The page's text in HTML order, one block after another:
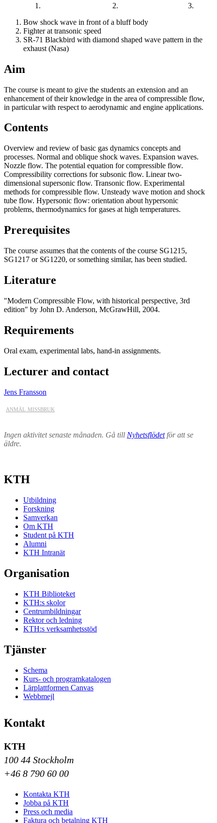
1. 2. 3.
Bow shock wave in front of a bluff body
Fighter at transonic speed
SR-71 Blackbird with diamond shaped wave pattern in the
exhaust (Nasa)
Aim
The course is meant to give the students an extension and an
enhancement of their knowledge in the area of compressible flow,
in particular with respect to aerodynamic and engine applications.
Contents
Overview and review of basic gas dynamics concepts and
processes. Normal and oblique shock waves. Expansion waves.
Nozzle flow. The potential equation for compressible flow.
Compressibility corrections for subsonic flow. Linear two-
dimensional supersonic flow. Transonic flow. Experimental
methods for compressible flow. Unsteady wave motion and shock
tube flow. Hypersonic flow: orientation about hypersonic
problems, thermodynamics for gases at high temperatures.
Prerequisites
The course assumes that the contents of the course SG1215,
SG1217 or SG1220, or something similar, has been studied.
Literature
"Modern Compressible Flow, with historical perspective, 3rd
edition" by John D. Anderson, McGrawHill, 2004.
Requirements
Oral exam, experimental labs, hand-in assignments.
Lecturer and contact
Jens Fransson
anmäl missbruk
Ingen aktivitet senaste månaden. Gå till Nyhetsflödetför att se
äldre.
KTH
Utbildning
Forskning
Samverkan
Om KTH
Student på KTH
Alumni
KTH Intranät
Organisation
KTH Biblioteket
KTH:s skolor
Centrumbildningar
Rektor och ledning
KTH:s verksamhetsstöd
Tjänster
Schema
Kurs- och programkatalogen
Lärplattformen Canvas
Webbmejl
Kontakt
KTH
100 44 Stockholm
+46 8 790 60 00
Kontakta KTH
Jobba på KTH
Press och media
Faktura och betalning KTH